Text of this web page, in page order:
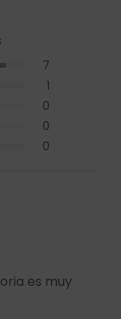
7
1
0
0
0
es muy